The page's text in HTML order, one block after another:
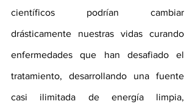
científicos podrían cambiar
drásticamente nuestras vidas curando
enfermedades que han desafiado el
tratamiento, desarrollando una fuente
casi ilimitada de energía limpia,